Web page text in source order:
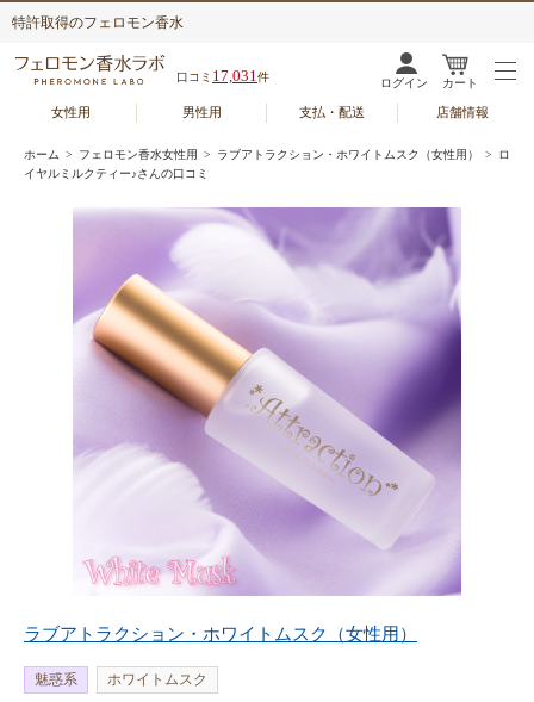
特許取得のフェロモン香水
口コミ 17,031件 ログイン カート
女性用 男性用 支払・配送 店舗情報
ホーム > フェロモン香水女性用 > ラブアトラクション・ホワイトムスク（女性用）
> ロ
イヤルミルクティー♪さんの口コミ
ラブアトラクション・ホワイトムスク（女性用）
魅惑系 ホワイトムスク